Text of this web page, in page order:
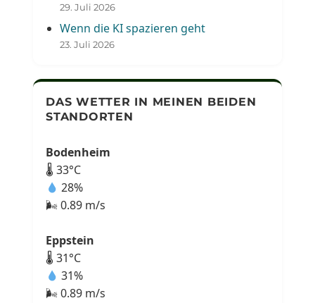
29. Juli 2026
Wenn die KI spazieren geht
23. Juli 2026
DAS WETTER IN MEINEN BEIDEN
STANDORTEN
Bodenheim
🌡 33°C
28%
🌬 0.89 m/s
Eppstein
🌡 31°C
31%
🌬 0.89 m/s